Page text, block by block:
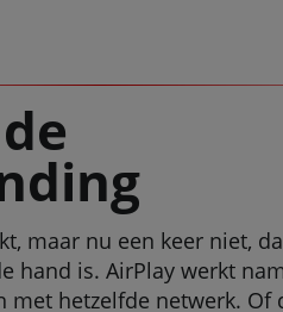
maar nu een keer niet,
hand is. AirPlay werkt
hetzelfde netwerk. Of